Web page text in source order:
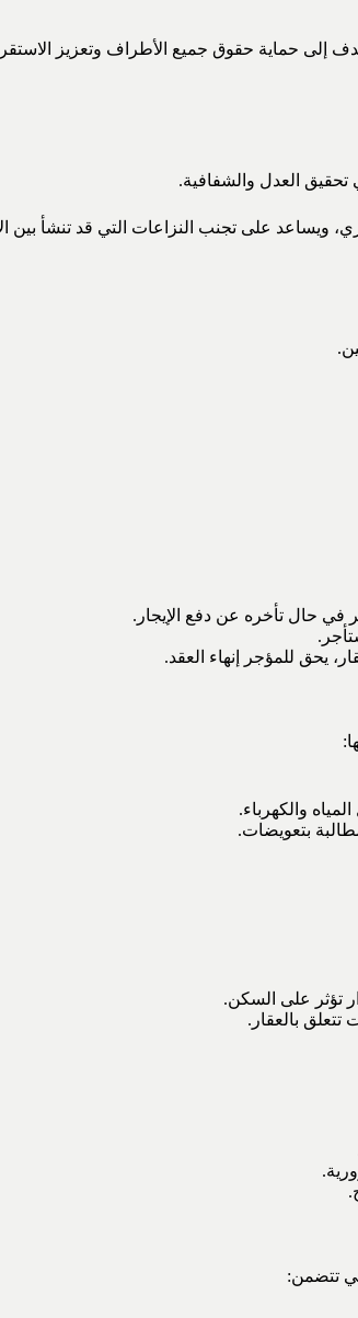
إلى حماية حقوق جميع الأطراف وتعزيز
العدل والشفافية.
على تجنب النزاعات التي قد تنشأ بين
في حال تأخره عن دفع الإيجار.
يحق للمؤجر إنهاء العقد.
والكهرباء.
بتعويضات.
تؤثر على السكن.
بالعقار.
تتضمن: